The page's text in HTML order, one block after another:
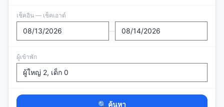
เช็คอิน — เช็คเอาต์
—
ผู้เข้าพัก
🔍 ค้นหา